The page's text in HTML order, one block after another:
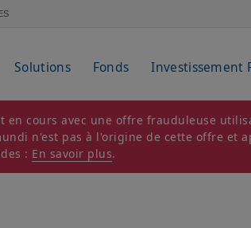
Solutions Fonds Investissement
en cours avec une offre frauduleuse
n'est pas à l'origine de cette offre et
: En savoir plus.